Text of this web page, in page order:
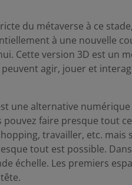
du métaverse à ce
à une nouvelle
Cette version 3D est un
agir, jouer et
une alternative numérique
faire presque tout
travailler, etc. mais
tout est possible.
échelle. Les premiers